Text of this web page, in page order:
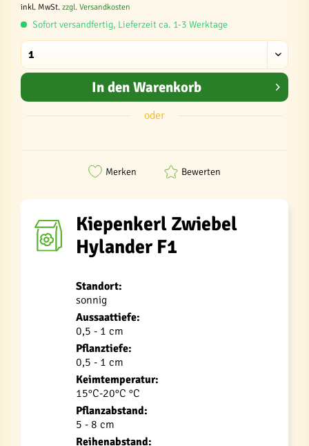
inkl. MwSt. zzgl. Versandkosten
Sofort versandfertig, Lieferzeit ca. 1-3 Werktage
In den Warenkorb
oder
Merken Bewerten
Kiepenkerl Zwiebel
Hylander F1
Standort:
sonnig
Aussaattiefe:
0,5 - 1 cm
Pflanztiefe:
0,5 - 1 cm
Keimtemperatur:
15°C-20°C °C
Pflanzabstand:
5 - 8 cm
Reihenabstand: